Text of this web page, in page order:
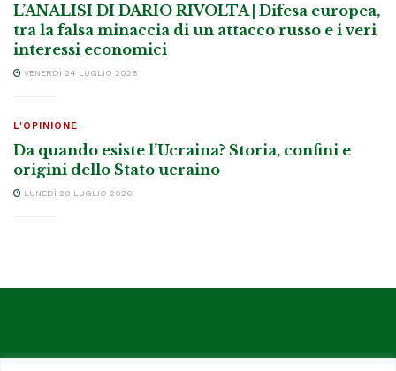
L’ANALISI DI DARIO RIVOLTA | Difesa europea,
tra la falsa minaccia di un attacco russo e i veri
interessi economici
VENERDÌ 24 LUGLIO 2026
L'OPINIONE
Da quando esiste l’Ucraina? Storia, confini e
origini dello Stato ucraino
LUNEDÌ 20 LUGLIO 2026